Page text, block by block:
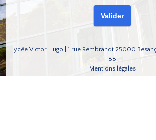
Lycée Victor Hugo | 1 rue Rembrandt 25000
88
Mentions légales